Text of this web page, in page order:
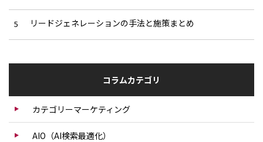
リードジェネレーションの手法と施策まとめ
コラムカテゴリ
カテゴリーマーケティング
AIO（AI検索最適化）